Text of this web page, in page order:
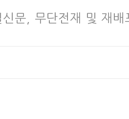
문, 무단전재 및 재배